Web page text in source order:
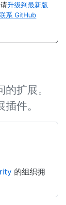
升级到最新版
系 GitHub
扩展。
件。
的组织拥